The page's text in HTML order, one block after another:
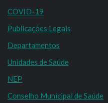
COVID-19
Publicações Legais
Departamentos
Unidades de Saúde
NEP
Conselho Municipal de Saúde